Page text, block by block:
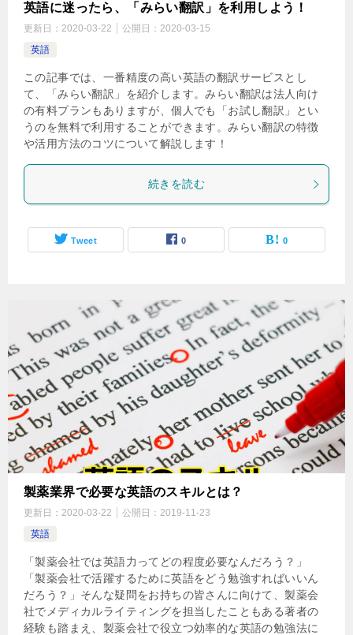
英語に迷ったら、「みらい翻訳」を利用しよう！
更新日： 2020-03-22 公開日： 2020-03-15
英語
この記事では、一番精度の高い英語の翻訳サービスとし
て、「みらい翻訳」を紹介します。みらい翻訳は法人向け
の有料プランもありますが、個人でも「お試し翻訳」とい
うのを無料で利用することができます。みらい翻訳の特徴
や活用方法のコツについて解説します！
続きを読む
Tweet 0 0
製薬業界で必要な英語のスキルとは？
更新日： 2020-03-22 公開日： 2019-11-23
英語
「製薬会社では英語力ってどの程度必要なんだろう？」
「製薬会社で活躍するために英語をどう勉強すればいいん
だろう？」そんな疑問をお持ちの皆さんに向けて、製薬会
社でメディカルライティングを担当したこともある著者の
経験も踏まえ、製薬会社で役立つ効率的な英語の勉強法に